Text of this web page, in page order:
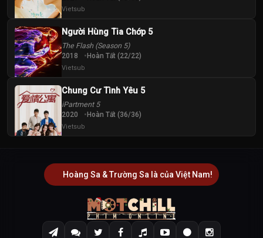
Vietsub
Người Hùng Tia Chớp 5
The Flash (Season 5)
2018 Hoàn Tất (22/22)
Vietsub
Chung Cư Tình Yêu 5
iPartment 5
2020 Hoàn Tất (36/36)
Vietsub
Hoàng Sa & Trường Sa là của Việt Nam!